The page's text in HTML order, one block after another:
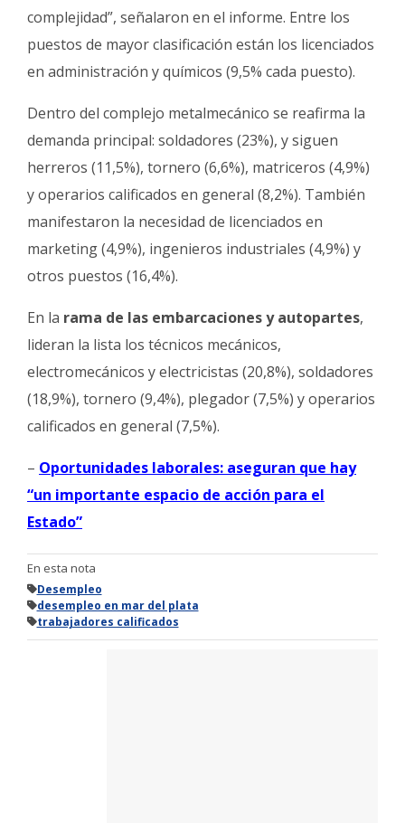
complejidad”, señalaron en el informe. Entre los
puestos de mayor clasificación están los licenciados
en administración y químicos (9,5% cada puesto).
Dentro del complejo metalmecánico se reafirma la
demanda principal: soldadores (23%), y siguen
herreros (11,5%), tornero (6,6%), matriceros (4,9%)
y operarios calificados en general (8,2%). También
manifestaron la necesidad de licenciados en
marketing (4,9%), ingenieros industriales (4,9%) y
otros puestos (16,4%).
En la rama de las embarcaciones y autopartes,
lideran la lista los técnicos mecánicos,
electromecánicos y electricistas (20,8%), soldadores
(18,9%), tornero (9,4%), plegador (7,5%) y operarios
calificados en general (7,5%).
– Oportunidades laborales: aseguran que hay
“un importante espacio de acción para el
Estado”
En esta nota
Desempleo
desempleo en mar del plata
trabajadores calificados